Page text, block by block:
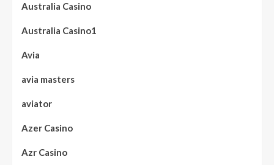
Australia Casino
Australia Casino1
Avia
avia masters
aviator
Azer Casino
Azr Casino